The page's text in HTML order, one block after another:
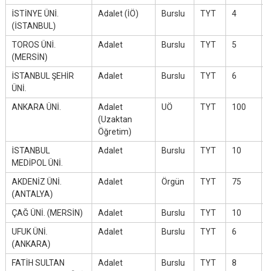
İSTİNYE ÜNİ.
(İSTANBUL)
Adalet (İÖ) Burslu TYT 4
TOROS ÜNİ.
(MERSİN)
Adalet Burslu TYT 5
İSTANBUL ŞEHİR
ÜNİ.
Adalet Burslu TYT 6
ANKARA ÜNİ.
Adalet
(Uzaktan
Öğretim)
UÖ TYT 100
İSTANBUL
MEDİPOL ÜNİ.
Adalet Burslu TYT 10
AKDENİZ ÜNİ.
(ANTALYA)
Adalet Örgün TYT 75
ÇAĞ ÜNİ. (MERSİN) Adalet Burslu TYT
10
UFUK ÜNİ.
(ANKARA)
Adalet Burslu TYT 6
FATİH SULTAN
Adalet Burslu TYT 8